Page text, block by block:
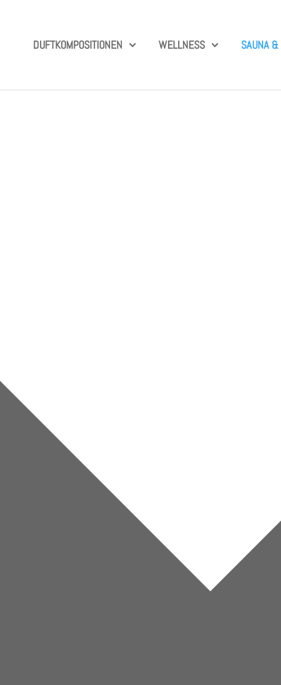
DUFTKOMPOSITIONEN WELLNESS SAUNA